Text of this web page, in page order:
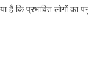
है कि प्रभावित लोगों का